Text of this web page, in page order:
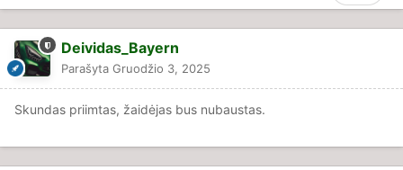
Deividas_Bayern
Parašyta Gruodžio 3, 2025
Skundas priimtas, žaidėjas bus nubaustas.